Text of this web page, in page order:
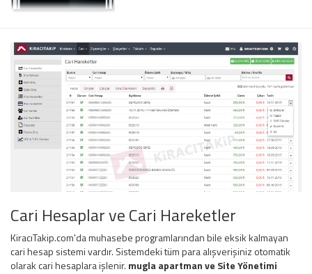
Cari Hesaplar ve Cari Hareketler
KiracıTakip.com'da muhasebe programlarından bile eksik kalmayan
cari hesap sistemi vardır. Sistemdeki tüm para alışverişiniz otomatik
olarak cari hesaplara işlenir. mugla apartman ve Site Yönetimi